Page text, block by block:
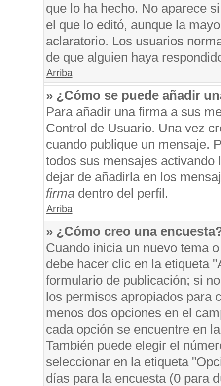
que lo ha hecho. No aparece
el que lo editó, aunque la
aclaratorio. Los usuarios
de que alguien haya
Arriba
» ¿Cómo se puede añadir
Para añadir una firma a sus
Control de Usuario. Una vez
cuando publique un mensaje.
todos sus mensajes
dejar de añadirla en los
firmadentro del perfil.
Arriba
» ¿Cómo creo una
Cuando inicia un nuevo tema
debe hacer clic en la etiqueta
formulario de publicación; si
los permisos apropiados para
menos dos opciones en el
cada opción se encuentre en
También puede elegir el
seleccionar en la etiqueta
días para la encuesta (0 para